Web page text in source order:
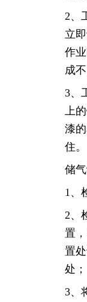
2、
立
作
成
3、
上
漆
住。
储
1、
2、
置
置
处；
3、